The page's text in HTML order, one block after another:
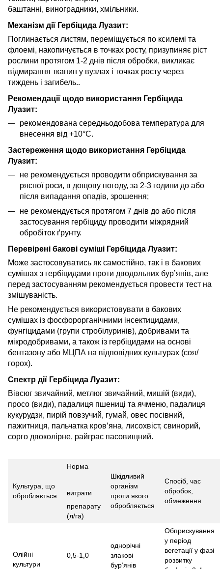
баштанні, виноградники, хмільники.
Механізм дії Гербіцида Луазит:
Поглинається листям, переміщується по ксилемі та
флоемі, накопичується в точках росту, призупиняє ріст
рослини протягом 1-2 днів після обробки, викликає
відмирання тканин у вузлах і точках росту через
тиждень і загибель..
Рекомендації щодо використання Гербіцида
Луазит:
рекомендована середньодобова температура для
внесення від +10°С.
Застереження щодо використання Гербіцида
Луазит:
не рекомендується проводити обприскування за
рясної роси, в дощову погоду, за 2-3 години до або
після випадання опадів, зрошення;
не рекомендується протягом 7 днів до або після
застосування гербіциду проводити міжрядний
обробіток ґрунту.
Перевірені бакові суміші Гербіцида Луазит:
Може застосовуватись як самостійно, так і в бакових
сумішах з гербіцидами проти дводольних бур’янів, але
перед застосуванням рекомендується провести тест на
змішуваність.
Не рекомендується використовувати в бакових
сумішах із фосфорорганічними інсектицидами,
фунгіцидами (групи стробілуринів), добривами та
мікродобривами, а також із гербіцидами на основі
бентазону або МЦПА на відповідних культурах (соя/
горох).
Спектр дії Гербіцида Луазит:
Вівсюг звичайний, метлюг звичайний, мишій (види),
просо (види), падалиця пшениці та ячменю, падалиця
кукурудзи, пирій повзучий, гумай, овес посівний,
пажитниця, пальчатка кров’яна, лисохвіст, свинорий,
сорго двоколірне, райграс пасовищний.
Культура, що
обробляється
Норма
витрати
препарату
(л/га)
Шкідливий
організм
проти якого
обробляється
Спосіб, час
обробок,
обмеження
Олійні
культури
0,5-1,0
однорічні
злакові
бур’янів
Обприскування
у період
вегетації у фазі
розвитку